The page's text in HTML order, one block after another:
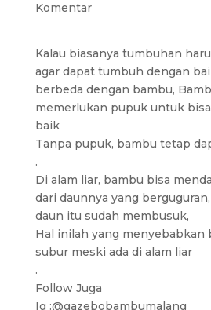
Komentar
Kalau biasanya tumbuhan
agar dapat tumbuh dengan
berbeda dengan bambu,
memerlukan pupuk untuk
baik
Tanpa pupuk, bambu tetap
.
Di alam liar, bambu bisa
dari daunnya yang
daun itu sudah membusuk,
Hal inilah yang menyebabkan
subur meski ada di alam liar
.
Follow Juga
Ig :@gazebobambumalang